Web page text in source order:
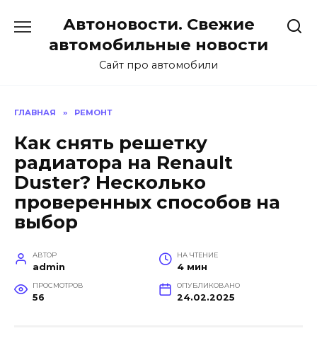
содержанию
Автоновости. Свежие
автомобильные новости
Сайт про автомобили
ГЛАВНАЯ » РЕМОНТ
Как снять решетку
радиатора на Renault
Duster? Несколько
проверенных способов на
выбор
АВТОР
admin
НА ЧТЕНИЕ
4 мин
ПРОСМОТРОВ
56
ОПУБЛИКОВАНО
24.02.2025